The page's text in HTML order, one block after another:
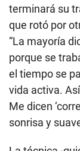
terminará su
que rotó por
“La mayoría
porque se
el tiempo se
vida activa.
Me dicen
sonrisa y